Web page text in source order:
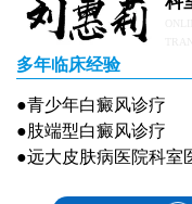
多年临床经验
●青少年白癜风诊疗
●肢端型白癜风诊疗
●远大皮肤病医院科室